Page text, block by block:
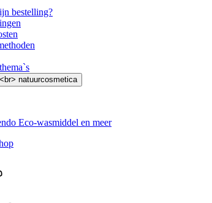
bestelling?
Eco-wasmiddel en meer